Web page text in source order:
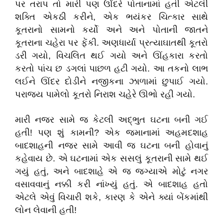
પર તરાપ તો મારી પણ ઊંદરે પોતાનામાં હતી એટલી
શક્તિ એકઠી કરીને, એક ભયંકર ચિત્કાર સાથે
કૂતરાનો સામનો કર્યો અને અને પોતાની જાતને
કૂતરાના ચહેરા પર ફેંકી. અણધાર્યા પ્રત્યાઘાતથી કૂતરો
ડરી ગયો, વિચલિત થઈ ગયો અને ઊંહકારા કરતો
કરતો પાંચ છ ડગલાં પાછળ હટી ગયો. આ તકનો લાભ
લઈને ઊંદર દોડીને નજીકના ઝાળામાં છુપાઈ ગયો.
પરાજય પામેલો કૂતરો નિરાશ ચહેરે ઊભો રહી ગયો.
મારી નજર સામે જ કેટલી અદ્ભુત ઘટના બની ગઈ
હતી! પણ શું કામની? એક જમાનામાં અહમદશાહ
બાદશાહની નજર સામે આવી જ ઘટના બની હોવાનું
કહેવાય છે. એ ઘટનામાં એક સસલું કૂતરાની સામે થઈ
ગયું હતું, અને બાદશાહે એ જ જગ્યાએ મોટું નગર
વસાવવાનું નક્કી કરી નાંખ્યું હતું. એ બાદશાહ હતો
એટલે એવું વિચારી શકે, કારણ કે એને ક્યાં બેંકમાંથી
લોન લેવાની હતી!